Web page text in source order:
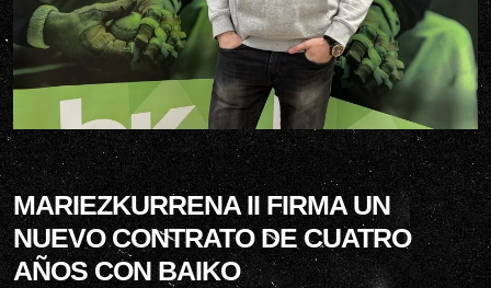
MARIEZKURRENA II FIRMA UN
NUEVO CONTRATO DE CUATRO
AÑOS CON BAIKO